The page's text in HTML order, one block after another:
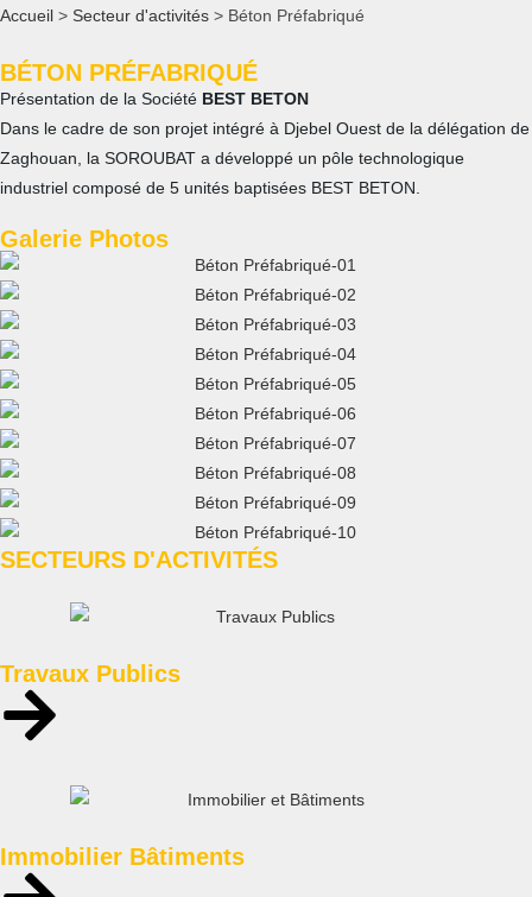
Accueil > Secteur d'activités > Béton Préfabriqué
BÉTON PRÉFABRIQUÉ
Présentation de la Société BEST BETON
Dans le cadre de son projet intégré à Djebel Ouest de la délégation de
Zaghouan, la SOROUBAT a développé un pôle technologique
industriel composé de 5 unités baptisées BEST BETON.
Galerie Photos
SECTEURS D'ACTIVITÉS
Travaux Publics
Immobilier Bâtiments